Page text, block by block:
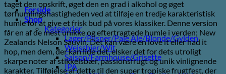
Forside
Shop
Kategorier
Lager/Pilsner/Pale Ale/Blonde/Gylden
Weissbier/Wit
Saison/Farmhouse/Grisette
IPA
var:
60,00 kr..
er:
30,00 kr..
taget den opskrift, øget den en grad i alkohol og øget
tørhumlingshastigheden ved at tilføje en tredje karakteristisk
humle for at give et frisk bud på vores klassiker. Denne version
får en af ​​de mest unikke og eftertragtede humle i verden; New
Zealands Nelson Sauvin. Det kan være en love it eller had it
hop, men dem, der kan lide det, elsker det for dets utroligt
skarpe noter af stikkelsbær, passionsfrugt og unik vinlignende
karakter. Tilføjelse af dette til den super tropiske frugtfest, der